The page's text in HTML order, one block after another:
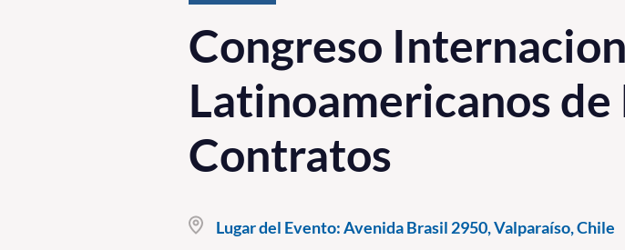
Congreso
Latinoamericanos de
Contratos
Lugar del Evento:Avenida Brasil 2950, Valparaíso, Chile